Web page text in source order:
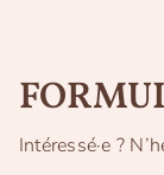
Intéressé·e ?